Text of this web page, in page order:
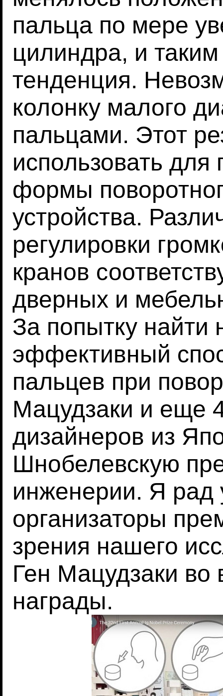
пальца по мере
цилиндра, и
тенденция.
колонку малого
пальцами. Этот
использовать для
формы
устройства.
регулировки
кранов
дверных и
За попытку найти
эффективный
пальцев при
Мацудзаки и еще
дизайнеров из
Шнобелевскую
инженерии. Я рад
организаторы
зрения нашего
Ген Мацудзаки во
награды.